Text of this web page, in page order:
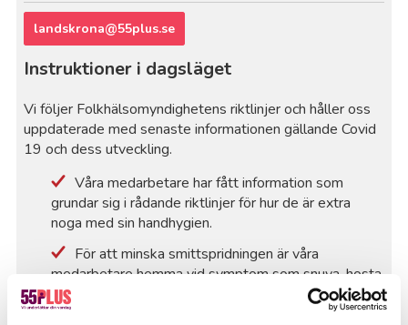
landskrona@55plus.se
Instruktioner i dagsläget
Vi följer Folkhälsomyndighetens riktlinjer och håller oss
uppdaterade med senaste informationen gällande Covid
19 och dess utveckling.
Våra medarbetare har fått information som
grundar sig i rådande riktlinjer för hur de är extra
noga med sin handhygien.
För att minska smittspridningen är våra
medarbetare hemma vid symptom som snuva, hosta
eller feber. Vi ser att ni som kund vid samma
symptom hör av er till oss.